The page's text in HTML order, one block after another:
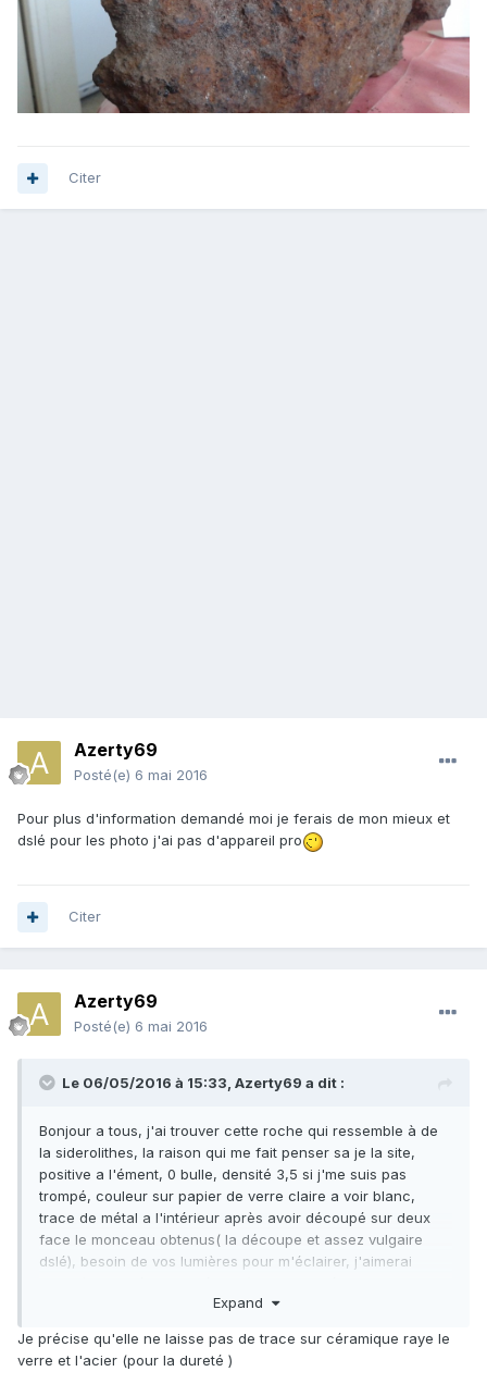
Citer
Azerty69
Posté(e) 6 mai 2016
Pour plus d'information demandé moi je ferais de mon mieux et
dslé pour les photo j'ai pas d'appareil pro
Citer
Azerty69
Posté(e) 6 mai 2016
Le 06/05/2016 à 15:33, Azerty69 a dit :
Bonjour a tous, j'ai trouver cette roche qui ressemble à de
la siderolithes, la raison qui me fait penser sa je la site,
positive a l'ément, 0 bulle, densité 3,5 si j'me suis pas
trompé, couleur sur papier de verre claire a voir blanc,
trace de métal a l'intérieur après avoir découpé sur deux
face le monceau obtenus( la découpe et assez vulgaire
dslé), besoin de vos lumières pour m'éclairer, j'aimerai
produit) pour tester le NI, merci par avance pour l'aide que
Cordialement Azerty69
Expand
Je précise qu'elle ne laisse pas de trace sur céramique raye le
verre et l'acier (pour la dureté )